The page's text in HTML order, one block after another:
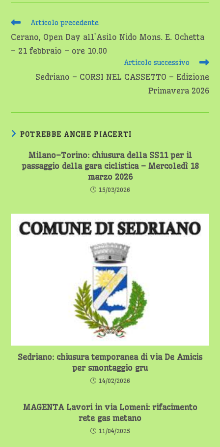
Leggi
articoli
Articolo precedente
Cerano, Open Day all’Asilo Nido Mons. E. Ochetta
– 21 febbraio – ore 10.00
Articolo successivo
Sedriano – CORSI NEL CASSETTO – Edizione
Primavera 2026
POTREBBE ANCHE PIACERTI
Milano–Torino: chiusura della SS11 per il
passaggio della gara ciclistica – Mercoledì 18
marzo 2026
15/03/2026
Sedriano: chiusura temporanea di via De Amicis
per smontaggio gru
14/02/2026
MAGENTA Lavori in via Lomeni: rifacimento
rete gas metano
11/04/2025